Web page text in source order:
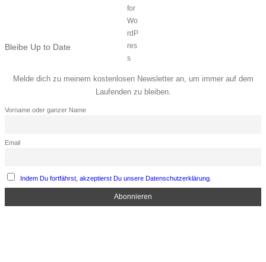
Bleibe Up to Date
Melde dich zu meinem kostenlosen Newsletter an, um immer auf dem
Laufenden zu bleiben.
Vorname oder ganzer Name
Email
Indem Du fortfährst, akzeptierst Du unsere Datenschutzerklärung.